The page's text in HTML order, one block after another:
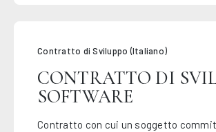
Contratto di Sviluppo (Italiano)
CONTRATTO DI
SOFTWARE
Contratto con cui un soggetto